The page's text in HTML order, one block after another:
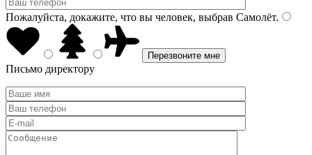
Пожалуйста, докажите, что вы человек, выбрав Самолёт.
Письмо директору